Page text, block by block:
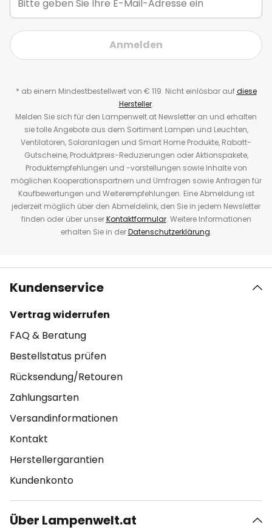
Anmelden
* ab einem Mindestbestellwert von € 119. Nicht einlösbar aufdiese
Hersteller.
Melden Sie sich für den Lampenwelt.at Newsletter an und erhalten
sie tolle Angebote aus dem Sortiment Lampen und Leuchten,
Ventilatoren, Solaranlagen und Smart Home Produkte, Rabatt-
Gutscheine, Produktpreis-Reduzierungen oder Aktionspakete,
Produktempfehlungen und -vorstellungen sowie Inhalte von
möglichen Kooperationspartnern und Umfragen sowie Anfragen für
Kaufbewertungen und Weiterempfehlungen. Eine Abmeldung ist
jederzeit möglich über den Abmeldelink, den Sie in jedem Newsletter
finden oder über unserKontaktformular. Weitere Informationen
erhalten Sie in derDatenschutzerklärung.
Kundenservice
Vertrag widerrufen
FAQ & Beratung
Bestellstatus prüfen
Rücksendung/Retouren
Zahlungsarten
Versandinformationen
Kontakt
Herstellergarantien
Kundenkonto
Über Lampenwelt.at